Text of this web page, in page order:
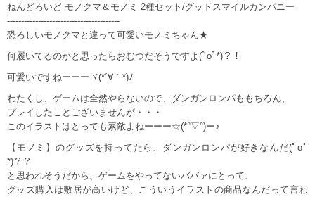
ねんどろいど モノクマ＆モノミ 2種セット/グッドスマイルカンパニー
----------------------------------------
恐ろしいモノクマと違って可愛いモノミちゃん★
何履いてるのかと思ったらおむつだそうですよ(ﾟoﾟ*)？！
可愛いですねーーーヾ(*´∀｀*)ﾉ
わたくし、ゲームは全然やらないので、ダンガンロンパももちろん、
プレイしたことございませんが・・・
このイラストはとっても素敵よねーーー☆(*°▽°)ー♪
【モノミ】のグッズを持ってたら、ダンガンロンパが好きなんだ(ﾟoﾟ
*)？？
と思われそうだから、ゲームをやってないババァにとって、
グッズ購入は敷居が高いけど、こういうイラストの商品なんだって言わ